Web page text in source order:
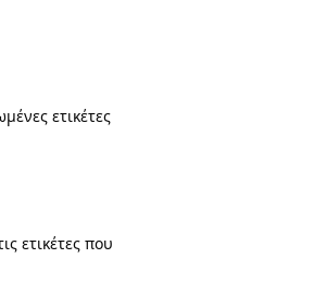
ετικέτες
ετικέτες που